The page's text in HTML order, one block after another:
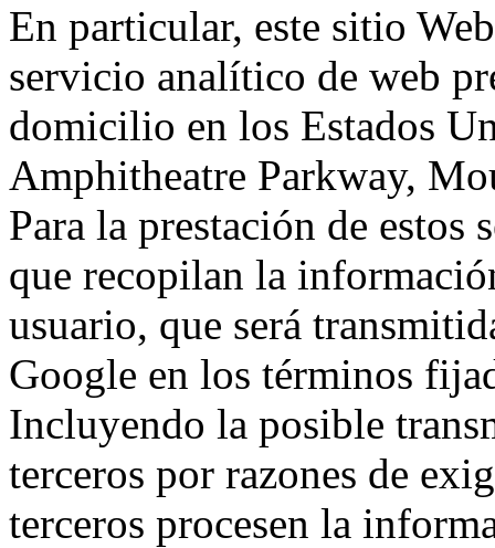
En particular, este sitio
servicio analítico de web
domicilio en los Estados
Amphitheatre Parkway,
Para la prestación de
que recopilan la
usuario, que será
Google en los términos
Incluyendo la posible
terceros por razones de
terceros procesen la